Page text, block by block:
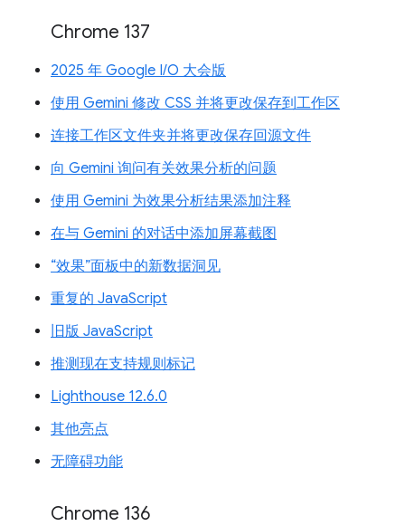
Chrome 137
2025 年 Google I/O 大会版
使用 Gemini 修改 CSS 并将更改保存到工作区
连接工作区文件夹并将更改保存回源文件
向 Gemini 询问有关效果分析的问题
使用 Gemini 为效果分析结果添加注释
在与 Gemini 的对话中添加屏幕截图
“效果”面板中的新数据洞见
重复的 JavaScript
旧版 JavaScript
推测现在支持规则标记
Lighthouse 12.6.0
其他亮点
无障碍功能
Chrome 136